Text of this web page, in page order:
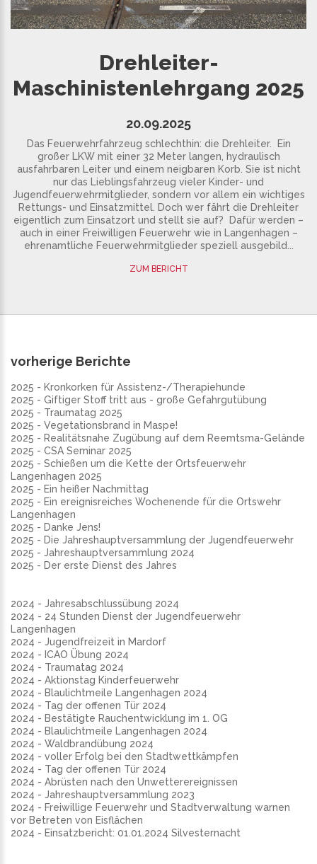
Drehleiter-
Maschinistenlehrgang 2025
20.09.2025
Das Feuerwehrfahrzeug schlechthin: die Drehleiter. Ein
großer LKW mit einer 32 Meter langen, hydraulisch
ausfahrbaren Leiter und einem neigbaren Korb. Sie ist nicht
nur das Lieblingsfahrzeug vieler Kinder- und
Jugendfeuerwehrmitglieder, sondern vor allem ein wichtiges
Rettungs- und Einsatzmittel. Doch wer fährt die Drehleiter
eigentlich zum Einsatzort und stellt sie auf? Dafür werden –
auch in einer Freiwilligen Feuerwehr wie in Langenhagen –
ehrenamtliche Feuerwehrmitglieder speziell ausgebild...
ZUM BERICHT
vorherige Berichte
2025 - Kronkorken für Assistenz-/Therapiehunde
2025 - Giftiger Stoff tritt aus - große Gefahrgutübung
2025 - Traumatag 2025
2025 - Vegetationsbrand in Maspe!
2025 - Realitätsnahe Zugübung auf dem Reemtsma-Gelände
2025 - CSA Seminar 2025
2025 - Schießen um die Kette der Ortsfeuerwehr
Langenhagen 2025
2025 - Ein heißer Nachmittag
2025 - Ein ereignisreiches Wochenende für die Ortswehr
Langenhagen
2025 - Danke Jens!
2025 - Die Jahreshauptversammlung der Jugendfeuerwehr
2025 - Jahreshauptversammlung 2024
2025 - Der erste Dienst des Jahres
2024 - Jahresabschlussübung 2024
2024 - 24 Stunden Dienst der Jugendfeuerwehr
Langenhagen
2024 - Jugendfreizeit in Mardorf
2024 - ICAO Übung 2024
2024 - Traumatag 2024
2024 - Aktionstag Kinderfeuerwehr
2024 - Blaulichtmeile Langenhagen 2024
2024 - Tag der offenen Tür 2024
2024 - Bestätigte Rauchentwicklung im 1. OG
2024 - Blaulichtmeile Langenhagen 2024
2024 - Waldbrandübung 2024
2024 - voller Erfolg bei den Stadtwettkämpfen
2024 - Tag der offenen Tür 2024
2024 - Abrüsten nach den Unwetterereignissen
2024 - Jahreshauptversammlung 2023
2024 - Freiwillige Feuerwehr und Stadtverwaltung warnen
vor Betreten von Eisflächen
2024 - Einsatzbericht: 01.01.2024 Silvesternacht